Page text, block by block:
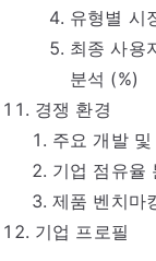
유형별 시
최종 사용
분석 (%)
경쟁 환경
주요 개발 및
기업 점유율
제품 벤치마
기업 프로필